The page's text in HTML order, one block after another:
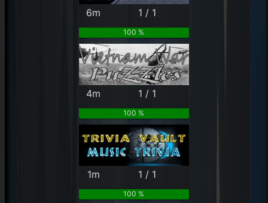
6m 1 / 1
100 %
4m 1 / 1
100 %
1m 1 / 1
100 %